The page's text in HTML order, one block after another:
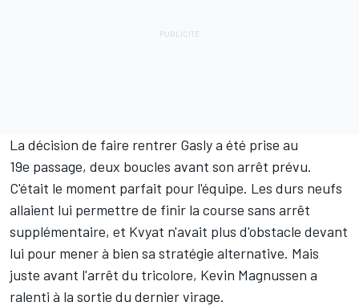
La décision de faire rentrer Gasly a été prise au
19e passage, deux boucles avant son arrêt prévu.
C'était le moment parfait pour l'équipe. Les durs neufs
allaient lui permettre de finir la course sans arrêt
supplémentaire, et Kvyat n'avait plus d'obstacle devant
lui pour mener à bien sa stratégie alternative. Mais
juste avant l'arrêt du tricolore, Kevin Magnussen a
ralenti à la sortie du dernier virage.